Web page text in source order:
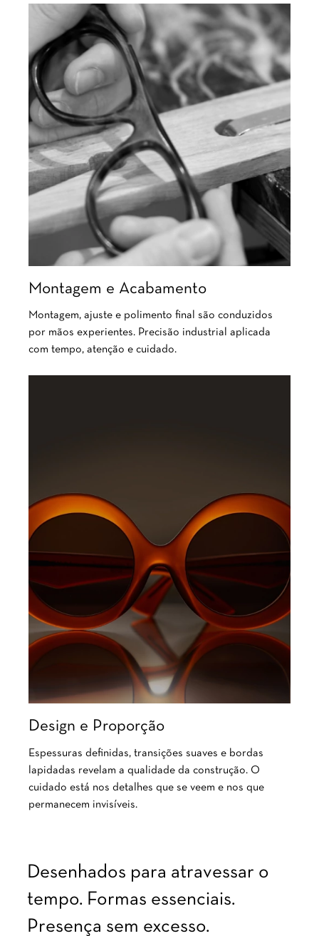
Montagem e Acabamento
Montagem, ajuste e polimento final são conduzidos
por mãos experientes. Precisão industrial aplicada
com tempo, atenção e cuidado.
Design e Proporção
Espessuras definidas, transições suaves e bordas
lapidadas revelam a qualidade da construção. O
cuidado está nos detalhes que se veem e nos que
permanecem invisíveis.
Desenhados para atravessar o
tempo. Formas essenciais.
Presença sem excesso.